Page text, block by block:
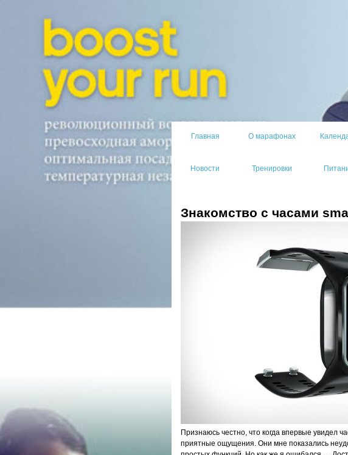
Главная О марафонах
Новости Тренировки
Знакомство с часами
Признаюсь честно, что когда впервые увидел
приятные ощущения. Они мне показались